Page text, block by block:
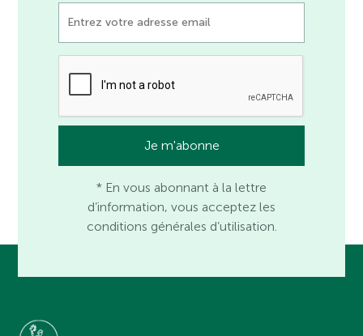
* En vous abonnant à la lettre
d’information, vous acceptez les
conditions générales d’utilisation.